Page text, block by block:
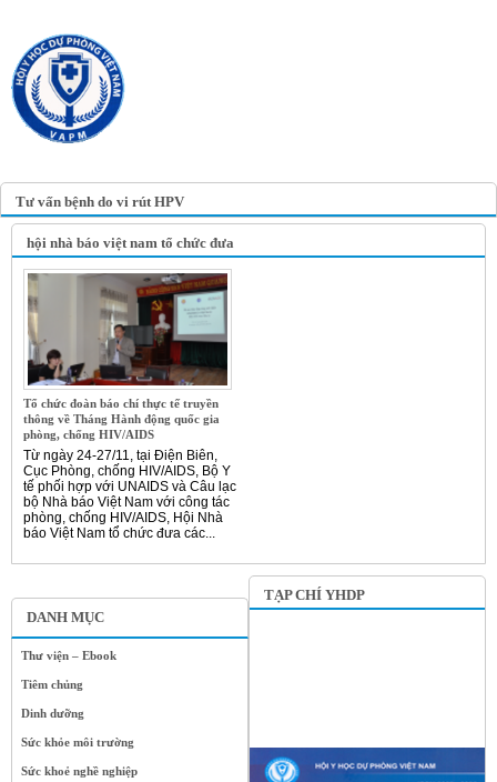
Tư vấn bệnh do vi rút HPV
DANH MỤC
Thư viện – Ebook
Tiêm chủng
Dinh dưỡng
Sức khỏe môi trường
Sức khoẻ nghề nghiệp
hội nhà báo việt nam tổ chức đưa
Tổ chức đoàn báo chí thực tế truyền
thông về Tháng Hành động quốc gia
phòng, chống HIV/AIDS
Từ ngày 24-27/11, tại Điện Biên,
Cục Phòng, chống HIV/AIDS, Bộ Y
tế phối hợp với UNAIDS và Câu lạc
bộ Nhà báo Việt Nam với công tác
phòng, chống HIV/AIDS, Hội Nhà
báo Việt Nam tổ chức đưa các...
TẠP CHÍ YHDP